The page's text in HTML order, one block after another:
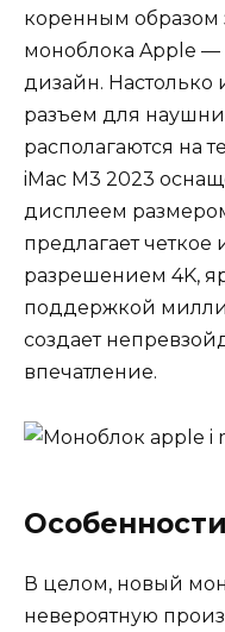
коренным образом
моноблока Apple —
дизайн. Настолько
разъем для
располагаются на
iMac M3 2023
дисплеем
предлагает
разрешением 4K,
поддержкой
создает
впечатление.
В целом, новый
невероятную